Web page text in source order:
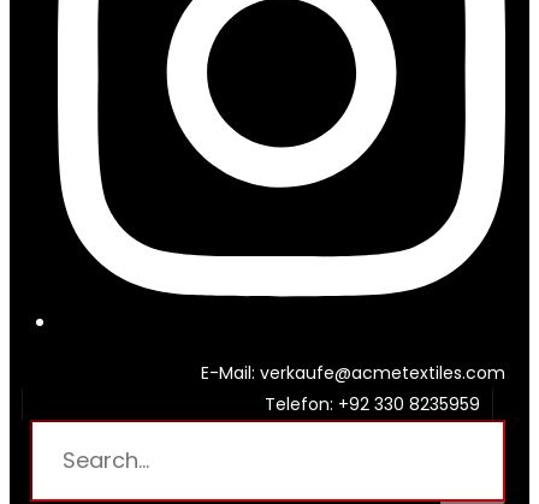
E-Mail: verkaufe@acmetextiles.com
Telefon: +92 330 8235959